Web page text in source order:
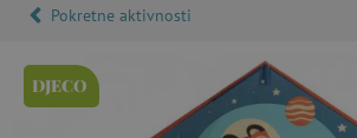
Pokretne aktivnosti
DJECO